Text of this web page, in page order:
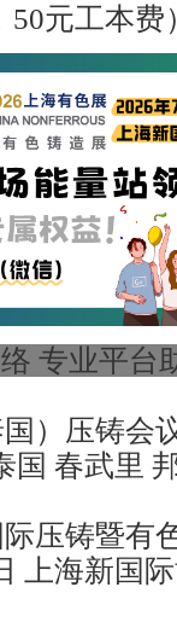
50元工本费
专业平台
）压铸会
国 春武里
压铸暨有
上海新国